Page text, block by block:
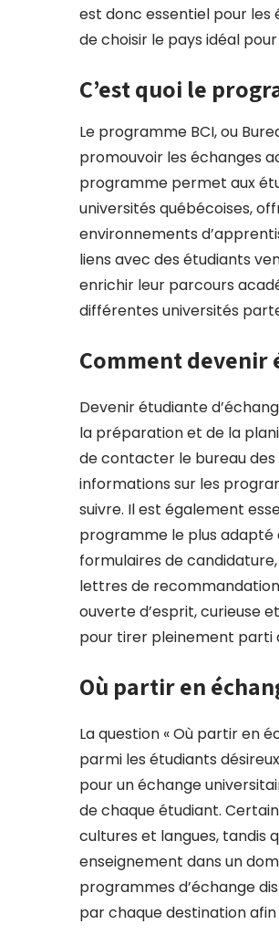
est donc essentiel pour
de choisir le pays idéal
C’est quoi le
Le programme BCI, ou
promouvoir les échanges
programme permet aux
universités québécoises,
environnements
liens avec des étudiants
enrichir leur parcours
différentes universités
Comment devenir
Devenir étudiante
la préparation et de la
de contacter le bureau des
informations sur les
suivre. Il est également
programme le plus adapté
formulaires de
lettres de
ouverte d’esprit, curieuse
pour tirer pleinement parti
Où partir en
La question « Où partir en
parmi les étudiants
pour un échange
de chaque étudiant.
cultures et langues, tandis
enseignement dans un
programmes d’échange
par chaque destination